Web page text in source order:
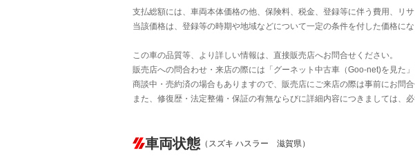
支払総額には、車両本体価格の他、保険料、税金、登録等に伴う費用、リ
当該価格は、登録等の時期や地域などについて一定の条件を付した価格にな
この車の品質等、より詳しい情報は、直接販売店へお問合せください。
販売店への問合わせ・来店の際には「グーネット中古車（Goo-net)を見た」
商談中・売約済の場合もありますので、販売店にご来店の際は事前にお問
また、修復歴・法定整備・保証の有無ならびに詳細内容につきましては、
車両状態 （スズキ ハスラー 滋賀県）